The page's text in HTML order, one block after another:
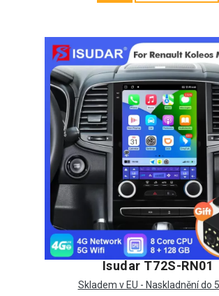
Isudar T72S-RN01
Skladem v EU - Naskladnění do